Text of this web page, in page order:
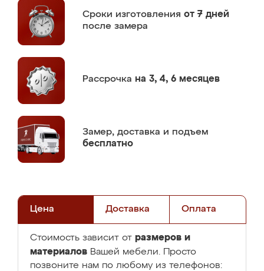
Сроки изготовления от 7 дней
после замера
Рассрочка на 3, 4, 6 месяцев
Замер, доставка и подъем
бесплатно
Цена Доставка Оплата
Стоимость зависит от размеров и
материалов Вашей мебели. Просто
позвоните нам по любому из телефонов: